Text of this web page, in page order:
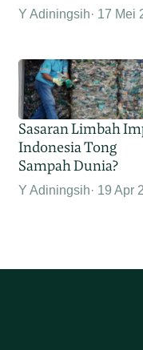
Y Adiningsih 17 Mei
Sasaran Limbah
Indonesia Tong
Sampah Dunia?
Y Adiningsih 19 Apr